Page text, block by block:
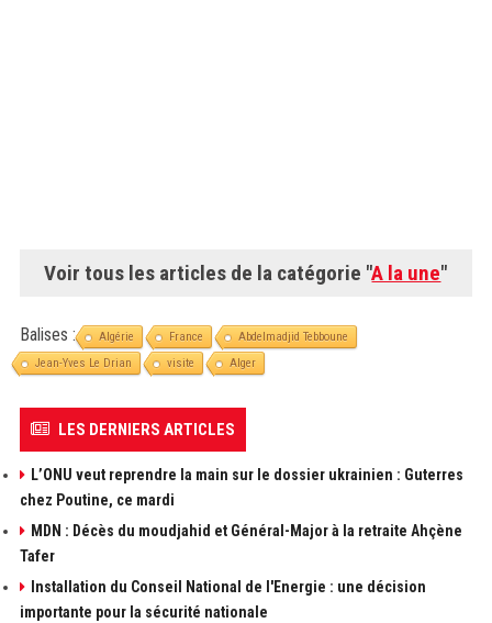
Voir tous les articles de la catégorie "A la une"
Balises : Algérie France
Abdelmadjid Tebboune
Jean-Yves Le Drian
visite Alger
LES DERNIERS ARTICLES
L’ONU veut reprendre la main sur le dossier ukrainien : Guterres
chez Poutine, ce mardi
MDN : Décès du moudjahid et Général-Major à la retraite Ahçène
Tafer
Installation du Conseil National de l'Energie : une décision
importante pour la sécurité nationale